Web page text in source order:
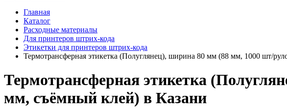
Главная
Каталог
Расходные материалы
Для принтеров штрих-кода
Этикетки для принтеров штрих-кода
Термотрансферная этикетка (Полуглянец), ширина 80 мм (88 мм, 1000 шт/
Термотрансферная этикетка
мм, съёмный клей) в Казани